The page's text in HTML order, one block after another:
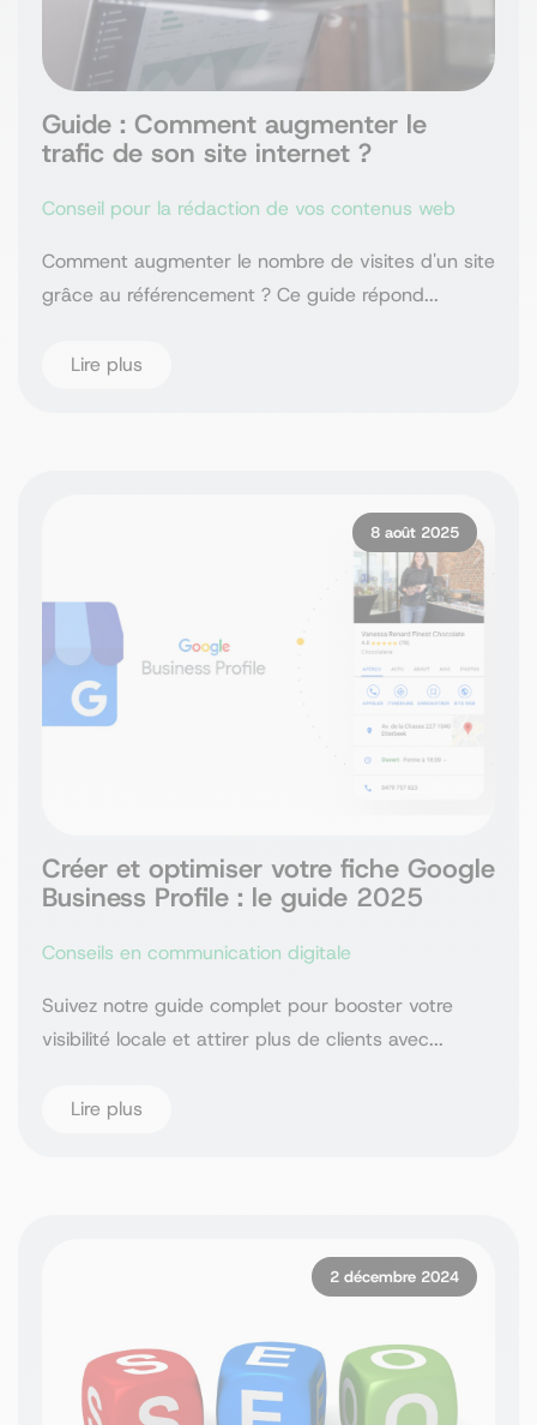
Guide : Comment augmenter le
trafic de son site internet ?
Conseil pour la rédaction de vos contenus web
Comment augmenter le nombre de visites d'un site
grâce au référencement ? Ce guide répond...
Lire plus
8 août 2025
Créer et optimiser votre fiche Google
Business Profile : le guide 2025
Conseils en communication digitale
Suivez notre guide complet pour booster votre
visibilité locale et attirer plus de clients avec...
Lire plus
2 décembre 2024